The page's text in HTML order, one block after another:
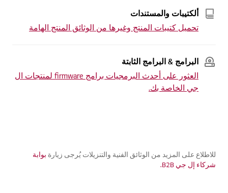
ألكتيبات والمستندات
تحميل كتيبات المنتج وغيرها من الوثائق المنتج الهامة
البرامج & البرامج الثابتة
العثور على أحدث البرمجيات برامج firmware لمنتجات ال
جي الخاصة بك.
للاطلاع على المزيد من الوثائق الفنية والتنزيلات يُرجى زيارة بوابة
شركاء إل جي B2B.